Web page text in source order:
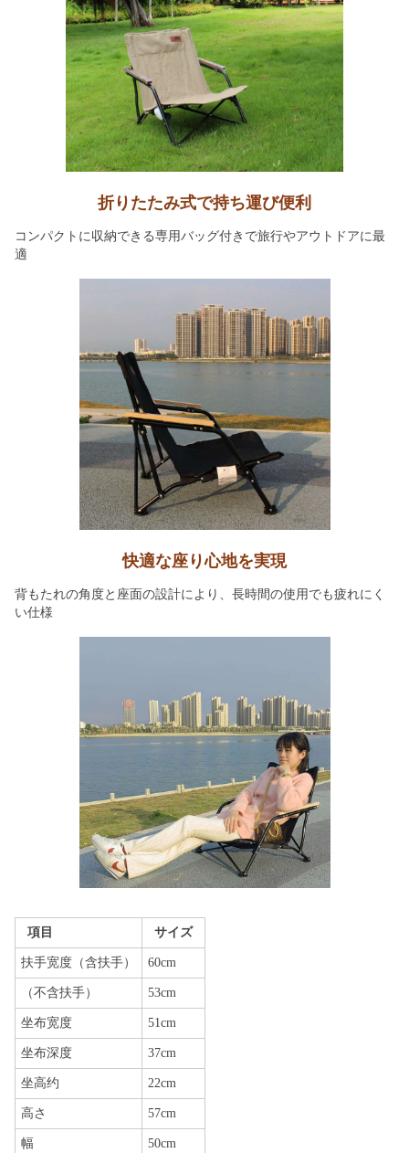
折りたたみ式で持ち運び便利
コンパクトに収納できる専用バッグ付きで旅行やアウトドアに最
適
快適な座り心地を実現
背もたれの角度と座面の設計により、長時間の使用でも疲れにく
い仕様
項目 サイズ
扶手宽度（含扶手） 60cm
（不含扶手） 53cm
坐布宽度 51cm
坐布深度 37cm
坐高约 22cm
高さ 57cm
幅 50cm